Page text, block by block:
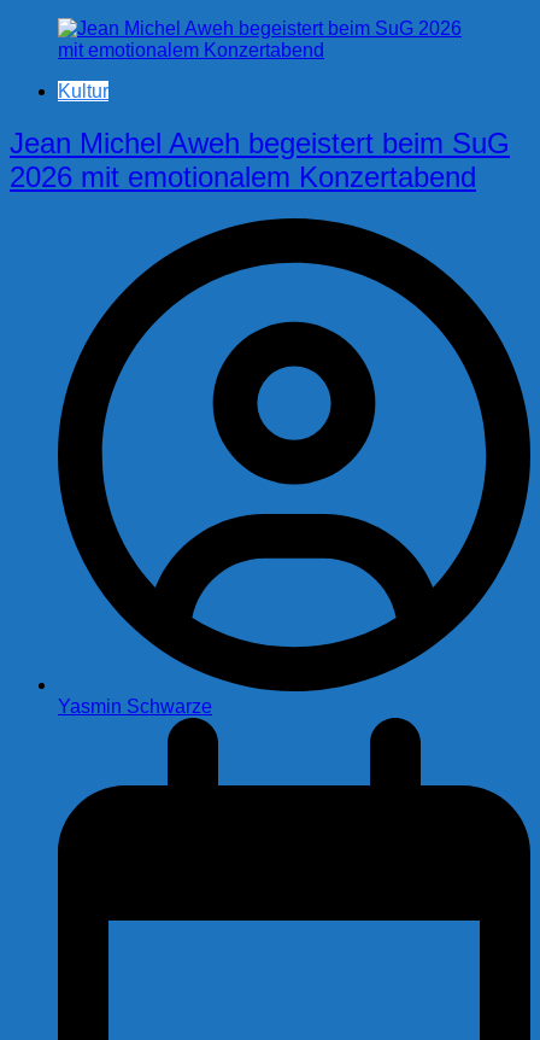
Kultur
Jean Michel Aweh begeistert beim SuG
2026 mit emotionalem Konzertabend
Yasmin Schwarze